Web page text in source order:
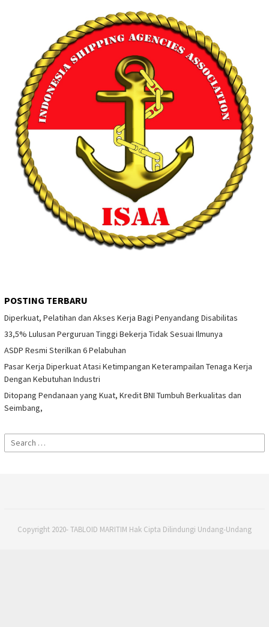
POSTING TERBARU
Diperkuat, Pelatihan dan Akses Kerja Bagi Penyandang Disabilitas
33,5% Lulusan Perguruan Tinggi Bekerja Tidak Sesuai Ilmunya
ASDP Resmi Sterilkan 6 Pelabuhan
Pasar Kerja Diperkuat Atasi Ketimpangan Keterampailan Tenaga Kerja
Dengan Kebutuhan Industri
Ditopang Pendanaan yang Kuat, Kredit BNI Tumbuh Berkualitas dan
Seimbang,
Search
for:
Copyright 2020- TABLOID MARITIM Hak Cipta Dilindungi Undang-Undang